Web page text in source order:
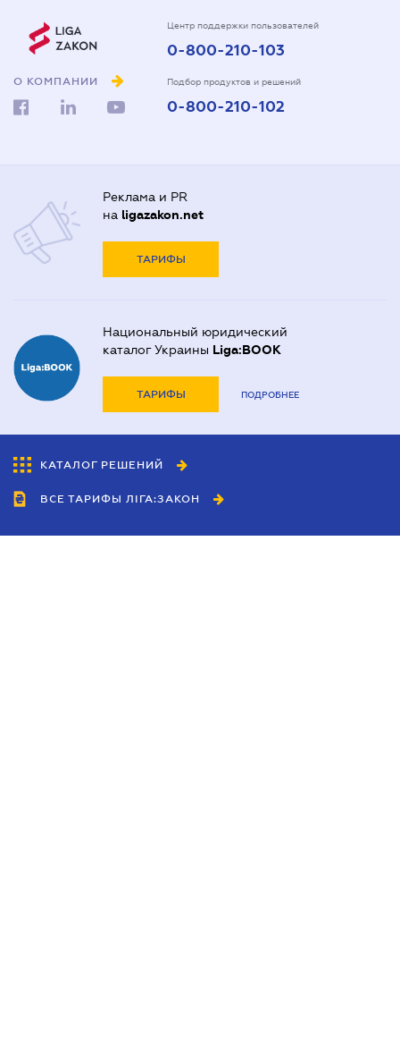
О КОМПАНИИ
Центр поддержки пользователей
0-800-210-103
Подбор продуктов и решений
0-800-210-102
Реклама и PR
на ligazakon.net
ТАРИФЫ
Национальный юридический
каталог Украины Liga:BOOK
ТАРИФЫ ПОДРОБНЕЕ
КАТАЛОГ РЕШЕНИЙ
ВСЕ ТАРИФЫ ЛІГА:ЗАКОН